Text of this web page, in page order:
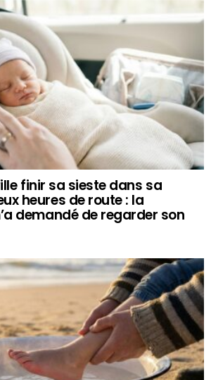
finir sa sieste dans sa
heures de route : la
demandé de regarder son